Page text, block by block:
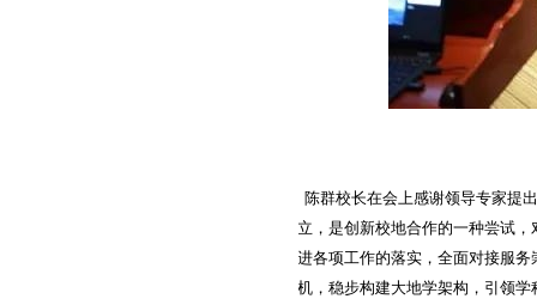
陈群校长在会上感谢领导专家提
立，是创新校地合作的一种尝试
进各项工作的落实，全面对接服
机，稳步构建大地学架构，引领